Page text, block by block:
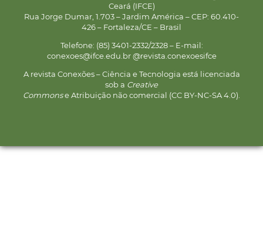
Ceará (IFCE)
Rua Jorge Dumar, 1.703 – Jardim América – CEP: 60.410-
426 – Fortaleza/CE – Brasil
Telefone: (85) 3401-2332/2328 – E-mail:
conexoes@ifce.edu.br @revista.conexoesifce
A revista Conexões – Ciência e Tecnologia está licenciada
sob a Creative
Commonse Atribuição não comercial (CC BY-NC-SA 4.0).